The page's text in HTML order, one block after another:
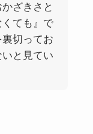
ざきさと
ても』で
切ってお
と見てい